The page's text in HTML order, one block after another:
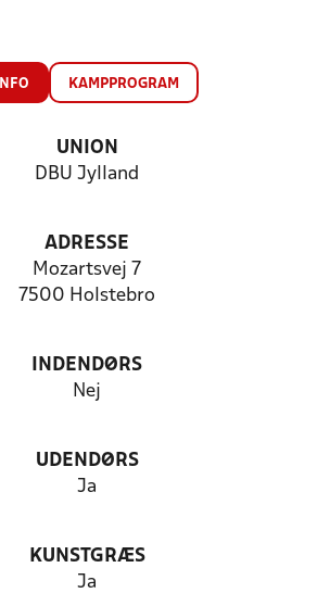
INFO KAMPPROGRAM
UNION
DBU Jylland
ADRESSE
Mozartsvej 7
7500 Holstebro
INDENDØRS
Nej
UDENDØRS
Ja
KUNSTGRÆS
Ja